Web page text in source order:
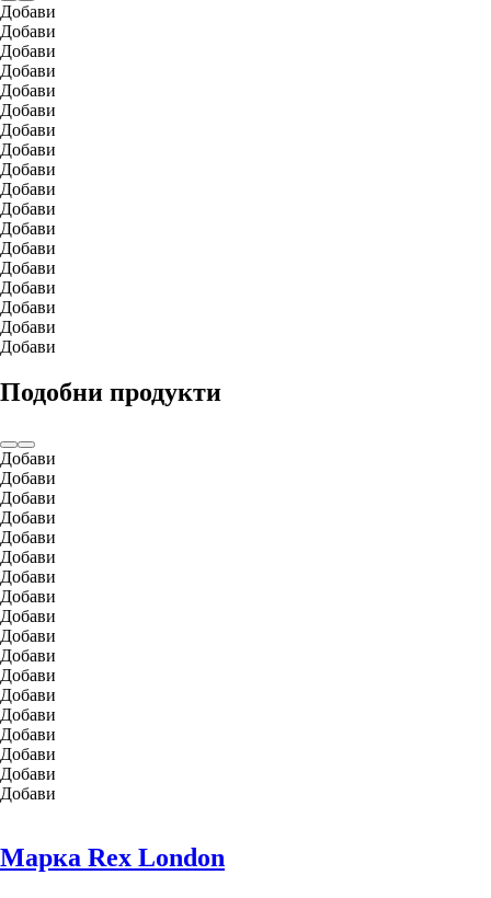
Добави
Добави
Добави
Добави
Добави
Добави
Добави
Добави
Добави
Добави
Добави
Добави
Добави
Добави
Добави
Добави
Добави
Добави
Подобни продукти
Добави
Добави
Добави
Добави
Добави
Добави
Добави
Добави
Добави
Добави
Добави
Добави
Добави
Добави
Добави
Добави
Добави
Добави
Марка Rex London